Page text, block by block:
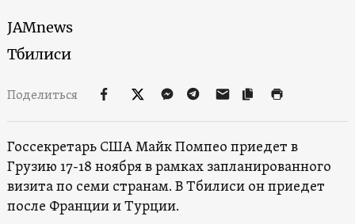
JAMnews
Тбилиси
Поделиться
Госсекретарь США Майк Помпео приедет в
Грузию 17-18 ноября в рамках запланированного
визита по семи странам. В Тбилиси он приедет
после Франции и Турции.